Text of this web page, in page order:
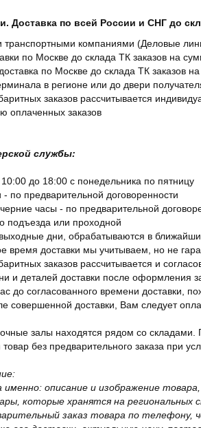
Доставка по всей России и СНГ до
компаниями (Деловые
по Москве до склада ТК заказов на
по Москве до склада ТК заказов
в регионе или до двери
заказов рассчитывается
оплаченных заказов
службы:
10:00 до 18:00 с понедельника по пятницу
по предварительной договоренности
часы - по предварительной
подъезда или проходной
дни, обрабатываются в
время доставки мы учитываем, но не
заказов рассчитывается и
и деталей доставки после оформления
до согласованного времени доставки,
совершенной доставки, Вам следует
залы находятся рядом со
без предварительного заказа при
описание и изображение
которые хранятся на региональных
заказ товара по